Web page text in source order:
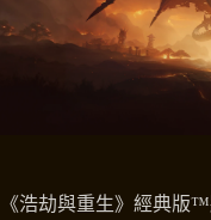
《浩劫與重生》經典版